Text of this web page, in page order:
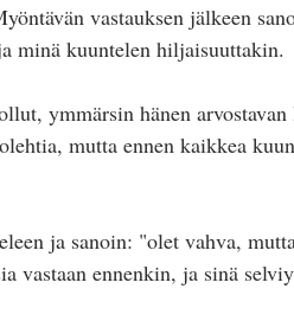
vastauksen jälkeen
minä kuuntelen hiljaisuuttakin.
ymmärsin hänen
mutta ennen kaikkea
ja sanoin: "olet vahva,
vastaan ennenkin, ja sinä